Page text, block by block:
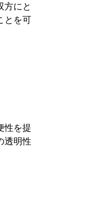
方にと
とを可
性を提
透明性